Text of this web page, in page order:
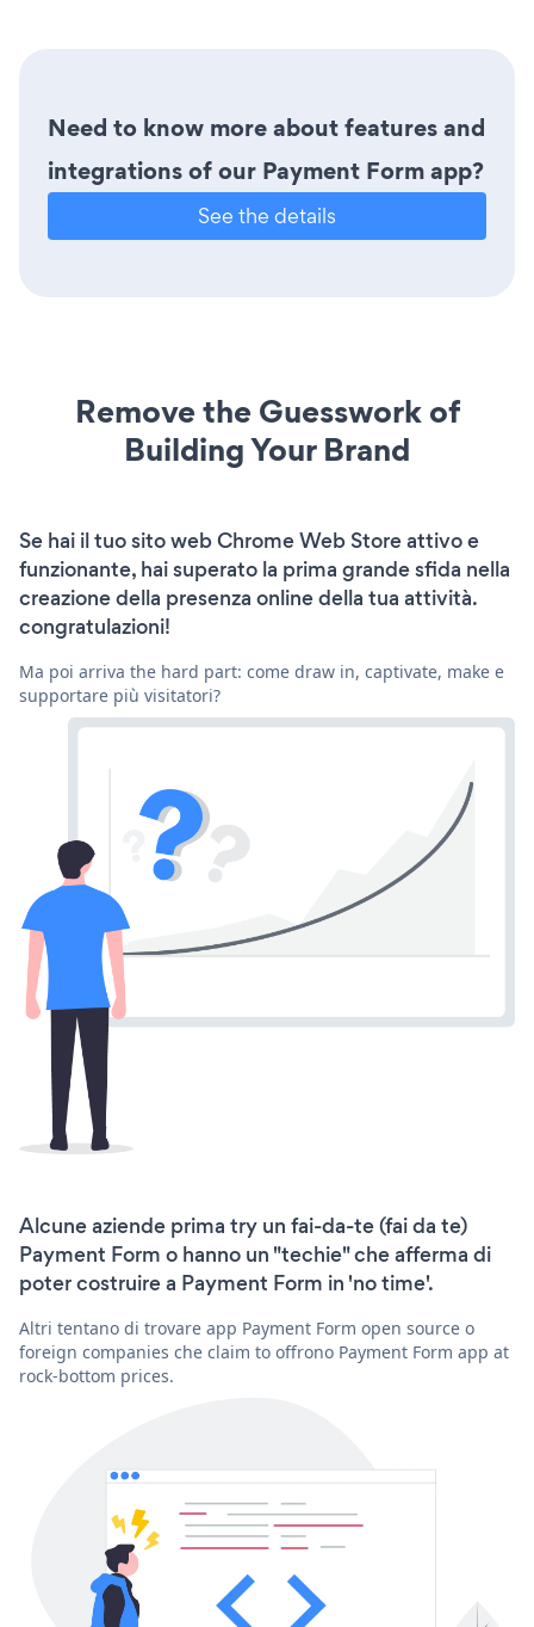
Need to know more about features and
integrations of our Payment Form app?
See the details
Remove the Guesswork of
Building Your Brand
Se hai il tuo sito web Chrome Web Store attivo e
funzionante, hai superato la prima grande sfida nella
creazione della presenza online della tua attività.
congratulazioni!
Ma poi arriva the hard part: come draw in, captivate, make e
supportare più visitatori?
Alcune aziende prima try un fai-da-te (fai da te)
Payment Form o hanno un "techie" che afferma di
poter costruire a Payment Form in 'no time'.
Altri tentano di trovare app Payment Form open source o
foreign companies che claim to offrono Payment Form app at
rock-bottom prices.